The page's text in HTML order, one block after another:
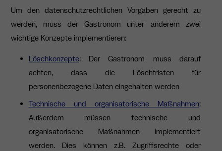
Um den datenschutzrechtlichen Vorgaben gerecht zu
werden, muss der Gastronom unter anderem zwei
wichtige Konzepte implementieren:
Löschkonzepte: Der Gastronom muss darauf
achten, dass die Löschfristen für
personenbezogene Daten eingehalten werden
Technische und organisatorische Maßnahmen:
Außerdem müssen technische und
organisatorische Maßnahmen implementiert
werden. Dies können z.B. Zugriffsrechte oder